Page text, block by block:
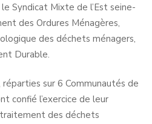
Syndicat Mixte de l’Est seine-
des Ordures Ménagères,
des déchets ménagers,
Durable.
réparties sur 6 Communautés de
confié l’exercice de leur
des déchets